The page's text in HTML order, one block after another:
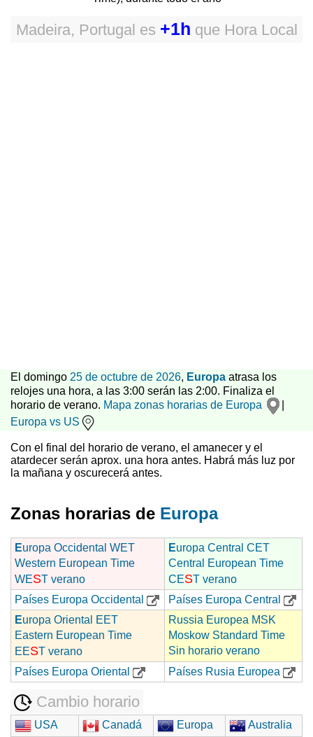
Madeira, Portugal es +1h que Hora Local
El domingo 25 de octubre de 2026, Europa atrasa los
relojes una hora, a las 3:00 serán las 2:00. Finaliza el
horario de verano. Mapa zonas horarias de Europa
Europa vs US
Con el final del horario de verano, el amanecer y el
atardecer serán aprox. una hora antes. Habrá más luz por
la mañana y oscurecerá antes.
Zonas horarias de Europa
Europa Occidental WET
Western European Time
WEST verano
Europa Central CET
Central European Time
CEST verano
Países Europa Occidental
Países Europa Central
Europa Oriental EET
Eastern European Time
EEST verano
Russia Europea MSK
Moskow Standard Time
Sin horario verano
Países Europa Oriental
Países Rusia Europea
Cambio horario
USA Canadá Europa
Australia